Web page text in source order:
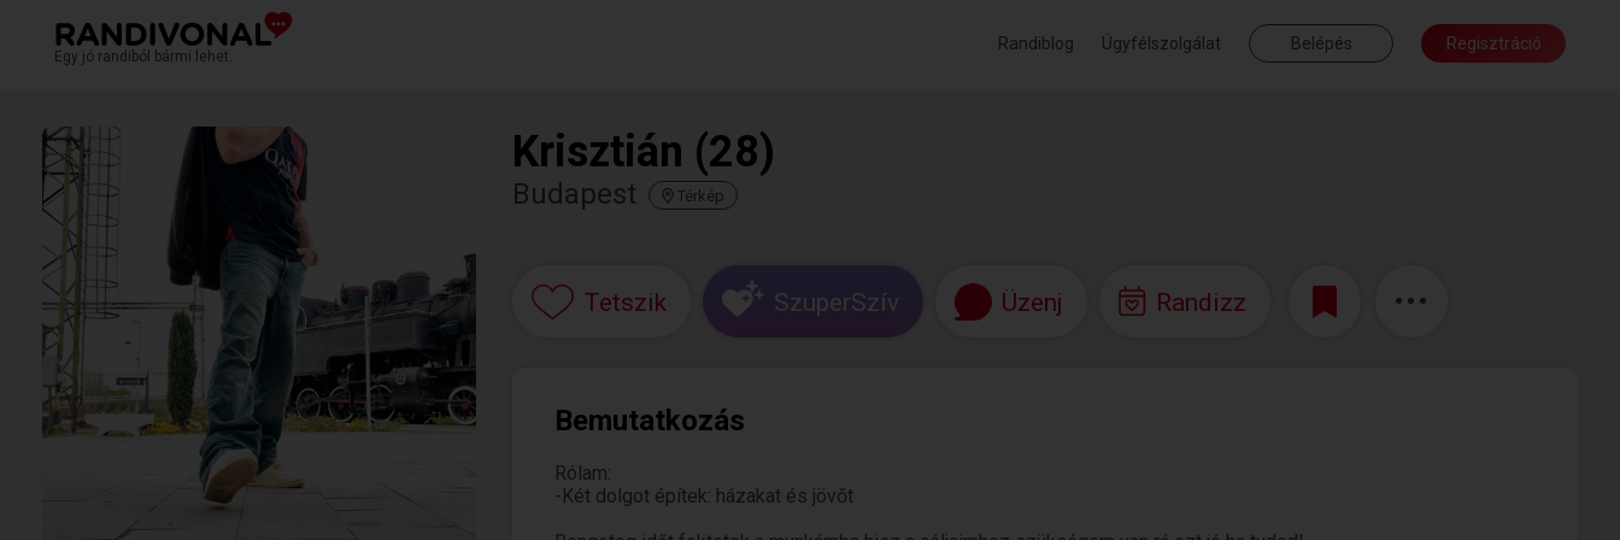
Egy jó randiból bármi lehet.
Randiblog Ügyfélszolgálat Belépés Regisztráció
Krisztián (28)
Budapest Térkép
Tetszik SzuperSzív Üzenj Randizz
Bemutatkozás
Rólam:
-Két dolgot építek: házakat és jövőt